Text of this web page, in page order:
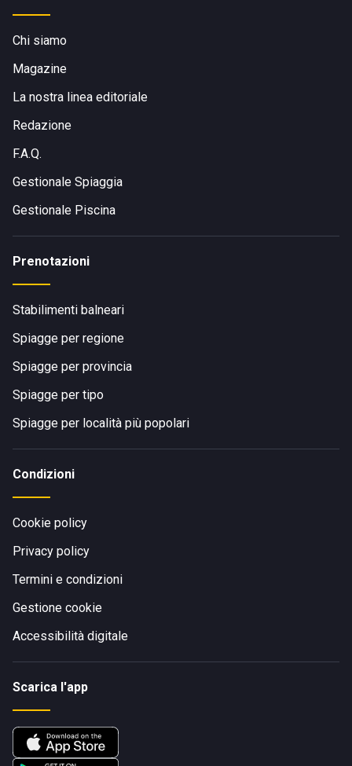
Chi siamo
Magazine
La nostra linea editoriale
Redazione
F.A.Q.
Gestionale Spiaggia
Gestionale Piscina
Prenotazioni
Stabilimenti balneari
Spiagge per regione
Spiagge per provincia
Spiagge per tipo
Spiagge per località più popolari
Condizioni
Cookie policy
Privacy policy
Termini e condizioni
Gestione cookie
Accessibilità digitale
Scarica l'app